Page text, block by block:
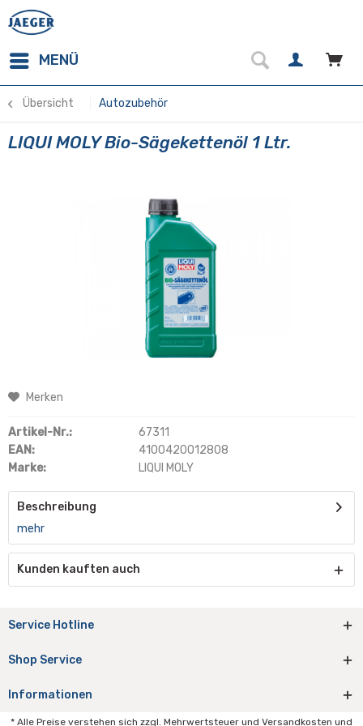
MENÜ
Übersicht Autozubehör
LIQUI MOLY Bio-Sägekettenöl 1 Ltr.
Merken
Artikel-Nr.:
67311
EAN:
4100420012808
Marke:
LIQUI MOLY
Beschreibung
mehr
Kunden kauften auch
Service Hotline
Shop Service
Informationen
* Alle Preise verstehen sich zzgl. Mehrwertsteuer und Versandkosten und